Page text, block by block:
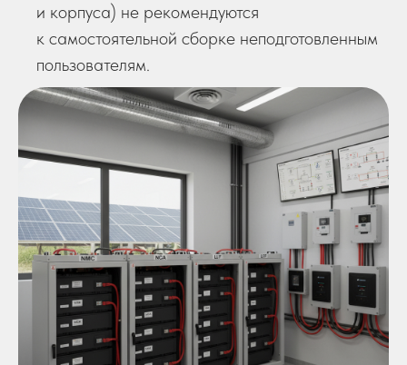
и корпуса) не рекомендуются
к самостоятельной сборке неподготовленным
пользователям.